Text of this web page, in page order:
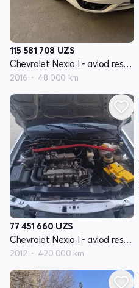
115 581 708 UZS
Chevrolet Nexia I - avlod restayling
2016 48 000 km
77 451 660 UZS
Chevrolet Nexia I - avlod restayling
2012 420 000 km